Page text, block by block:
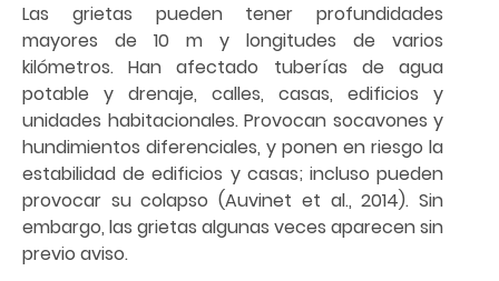
Las grietas pueden tener profundidades
mayores de 10 m y longitudes de varios
kilómetros. Han afectado tuberías de agua
potable y drenaje, calles, casas, edificios y
unidades habitacionales. Provocan socavones y
hundimientos diferenciales, y ponen en riesgo la
estabilidad de edificios y casas; incluso pueden
provocar su colapso (Auvinet et al., 2014). Sin
embargo, las grietas algunas veces aparecen sin
previo aviso.